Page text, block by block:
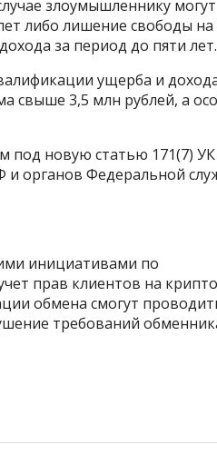
злоумышленнику могут
либо лишение свободы на
за период до пяти лет.
ущерба и
свыше 3,5 млн рублей, а
под новую статью 171(7)
и органов Федеральной
инициативами по
прав клиентов на
обмена смогут
требований